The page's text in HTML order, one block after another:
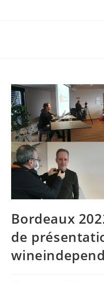
Bordeaux
de